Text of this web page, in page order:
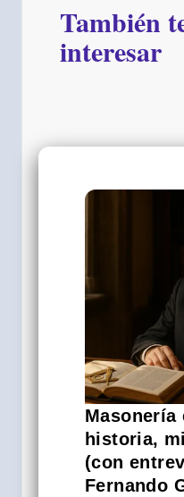
También
interesar
Masonería
historia,
(con
Fernando